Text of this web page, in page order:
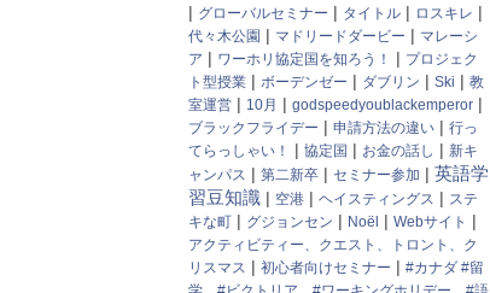
| グローバルセミナー | タイトル | ロスキレ |
代々木公園 | マドリードダービー | マレーシ
ア | ワーホリ協定国を知ろう！ | プロジェク
ト型授業 | ボーデンゼー | ダブリン | Ski | 教
室運営 | 10月 | godspeedyoublackemperor |
ブラックフライデー | 申請方法の違い | 行っ
てらっしゃい！
| 協定国 | お金の話し | 新キ
ャンパス | 第二新卒 | セミナー参加 | 英語学
習豆知識 | 空港 | ヘイスティングス | ステ
キな町 | グジョンセン | Noël | Webサイト |
アクティビティー、クエスト、トロント、ク
リスマス | 初心者向けセミナー | #カナダ #留